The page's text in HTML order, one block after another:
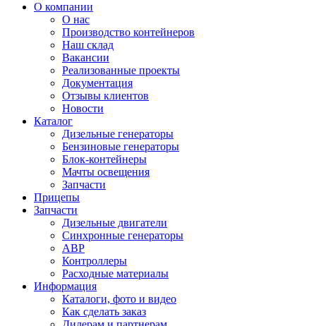
О компании
О нас
Производство контейнеров
Наш склад
Вакансии
Реализованные проекты
Документация
Отзывы клиентов
Новости
Каталог
Дизельные генераторы
Бензиновые генераторы
Блок-контейнеры
Мачты освещения
Запчасти
Прицепы
Запчасти
Дизельные двигатели
Синхронные генераторы
АВР
Контроллеры
Расходные материалы
Информация
Каталоги, фото и видео
Как сделать заказ